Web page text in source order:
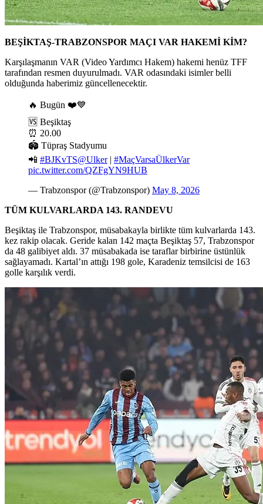
BEŞİKTAŞ-TRABZONSPOR MAÇI VAR HAKEMİ KİM?
Karşılaşmanın VAR (Video Yardımcı Hakem) hakemi henüz TFF
tarafından resmen duyurulmadı. VAR odasındaki isimler belli
olduğunda haberimiz güncellenecektir.
🔥 Bugün ❤️💙
🆚 Beşiktaş
⏰ 20.00
🏟 Tüpraş Stadyumu
📲 #BJKvTS@Ulker| #MaçVarsaÜlkerVar
pic.twitter.com/QZFgYN9HUB
— Trabzonspor (@Trabzonspor) May 8, 2026
TÜM KULVARLARDA 143. RANDEVU
Beşiktaş ile Trabzonspor, müsabakayla birlikte tüm kulvarlarda 143.
kez rakip olacak. Geride kalan 142 maçta Beşiktaş 57, Trabzonspor
da 48 galibiyet aldı. 37 müsabakada ise taraflar birbirine üstünlük
sağlayamadı. Kartal’ın attığı 198 gole, Karadeniz temsilcisi de 163
golle karşılık verdi.